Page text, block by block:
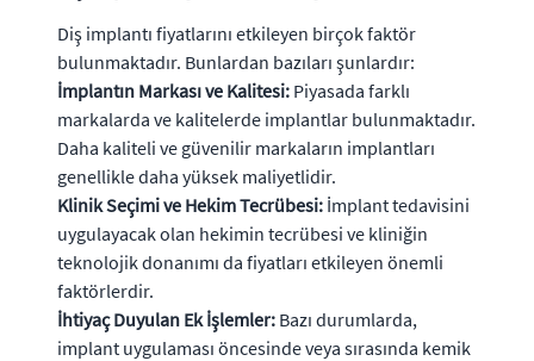
Diş implantı fiyatlarını etkileyen birçok faktör
bulunmaktadır. Bunlardan bazıları şunlardır:
İmplantın Markası ve Kalitesi: Piyasada farklı
markalarda ve kalitelerde implantlar bulunmaktadır.
Daha kaliteli ve güvenilir markaların implantları
genellikle daha yüksek maliyetlidir.
Klinik Seçimi ve Hekim Tecrübesi: İmplant tedavisini
uygulayacak olan hekimin tecrübesi ve kliniğin
teknolojik donanımı da fiyatları etkileyen önemli
faktörlerdir.
İhtiyaç Duyulan Ek İşlemler: Bazı durumlarda,
implant uygulaması öncesinde veya sırasında kemik